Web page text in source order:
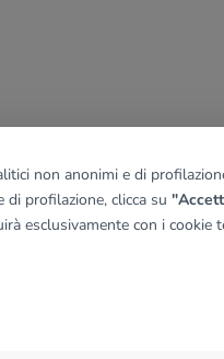
non anonimi e di
di profilazione, clicca su
esclusivamente con i